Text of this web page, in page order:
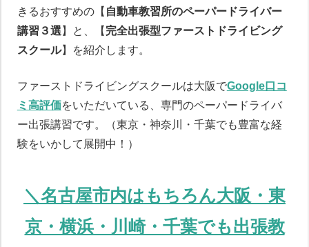
きるおすすめの【 自動車教習所のペーパードライバー
講習３選 】と、【 完全出張型ファーストドライビング
スクール】を紹介します。
ファーストドライビングスクールは大阪でGoogle口コ
ミ高評価をいただいている、専門のペーパードライバ
ー出張講習です。（東京・神奈川・千葉でも豊富な経
験をいかして展開中！）
＼名古屋市内はもちろん大阪・東
京・横浜・川崎・千葉でも出張教